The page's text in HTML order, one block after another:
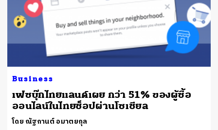
Business
เฟซบุ๊กไทยแลนด์เผย กว่า 51% ของผู้ซื้อ
ออนไลน์ในไทยช็อปผ่านโซเชียล
โดย ณัฐกานต์ อมาตยกุล